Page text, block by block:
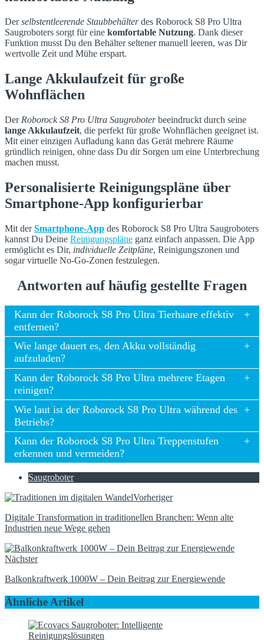
Derselbstentleerende Staubbehälterdes Roborock S8 Pro Ultra
Saugroboters sorgt für eine komfortable Nutzung. Dank dieser
Funktion musst Du den Behälter seltener manuell leeren, was Dir
wertvolle Zeit und Mühe erspart.
Lange Akkulaufzeit für große
Wohnflächen
Der Roborock S8 Pro Ultra Saugroboterbeeindruckt durch seine
lange Akkulaufzeit, die perfekt für große Wohnflächen geeignet ist.
Mit einer einzigen Aufladung kann das Gerät mehrere Räume
gründlich reinigen, ohne dass Du dir Sorgen um eine Unterbrechung
machen musst.
Personalisierte Reinigungspläne über
Smartphone-App konfigurierbar
Mit derSmartphone-App des Roborock S8 Pro Ultra Saugroboters
kannst Du Deine Reinigungspläne ganz einfach anpassen. Die App
ermöglicht es Dir, individuelle Zeitpläne, Reinigungszonen und
sogar virtuelle No-Go-Zonen festzulegen.
Antworten auf häufig gestellte Fragen
Kann der Roborock S8 Pro Ultra Tierhaare effektiv
entfernen?
Wie lange dauert es, den Akku vollständig
aufzuladen?
Kann der Roborock S8 Pro Ultra mehrere Etagen
reinigen?
Wie laut ist der Roborock S8 Pro Ultra während des
Betriebs?
Kann der Roborock S8 Pro Ultra Treppenstufen
erkennen und vermeiden?
Saugroboter
Vorheriger
Digitale Transformation in traditionellen Branchen: Wenn alte
Industrien neue Wege gehen
Nächster
Balkonkraftwerk 1000W – Dein Beitrag zur Energiewende
Ähnliche Artikel